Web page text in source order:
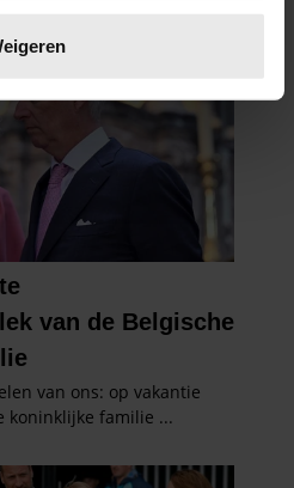
in het
en advertenties te
voor social media te bieden
te analyseren. Ook delen we
van onze site met onze
combineren met andere
verstrekt of die ze hebben
gebruik van hun services. U
als u onze website blijft